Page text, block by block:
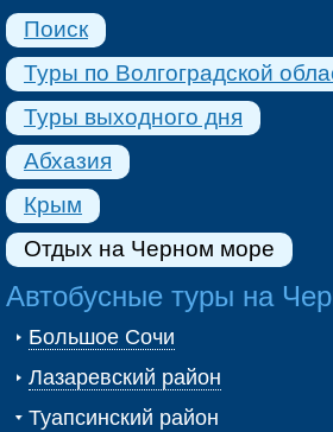
Поиск
Туры по Волгоградской
Туры выходного дня
Абхазия
Крым
Отдых на Черном море
Автобусные туры на
Большое Сочи
Лазаревский район
Туапсинский район